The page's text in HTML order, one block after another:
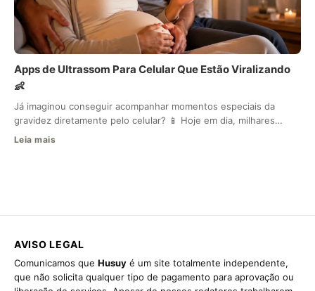
Apps de Ultrassom Para Celular Que Estão Viralizando
👶
Já imaginou conseguir acompanhar momentos especiais da
gravidez diretamente pelo celular? 📱 Hoje em dia, milhares…
Leia mais
AVISO LEGAL
Comunicamos que Husuy é um site totalmente independente,
que não solicita qualquer tipo de pagamento para aprovação ou